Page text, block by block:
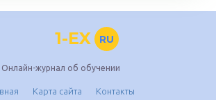
1-EX RU
Онлайн-журнал об обучении
Карта сайта Контакты